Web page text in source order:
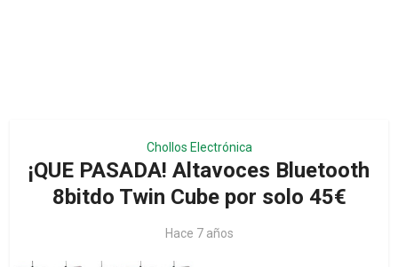
Chollos Electrónica
¡QUE PASADA! Altavoces Bluetooth
8bitdo Twin Cube por solo 45€
Hace 7 años